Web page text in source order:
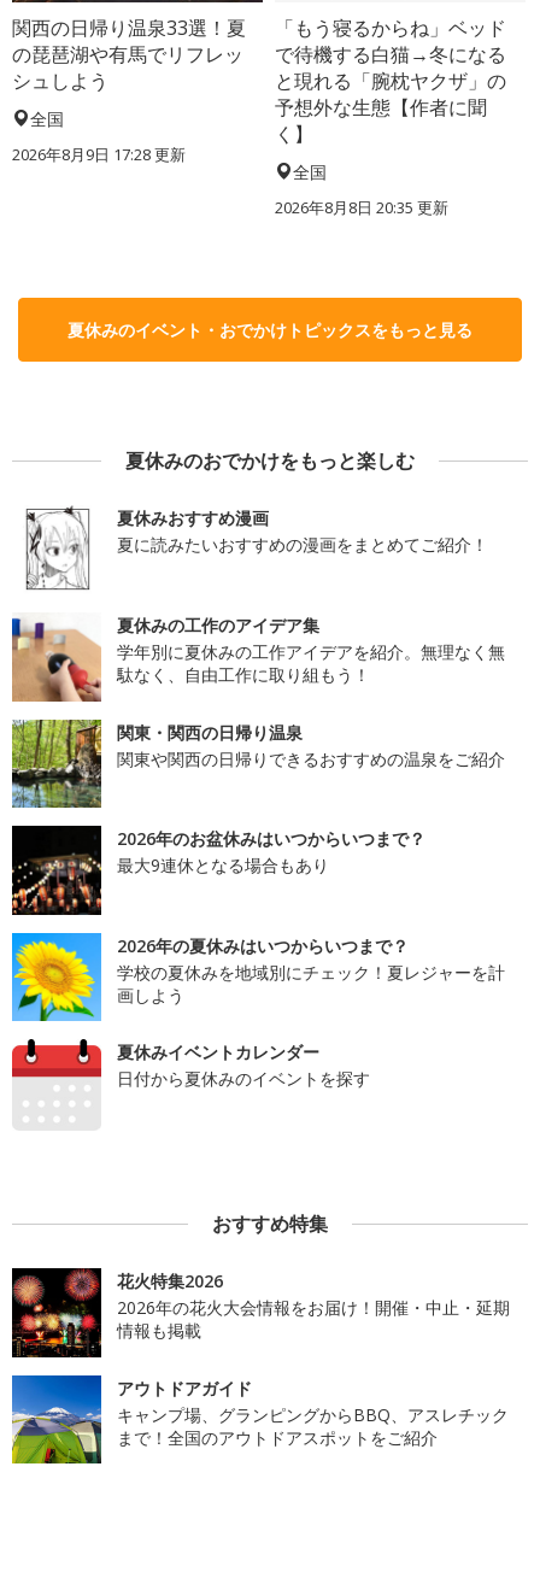
関西の日帰り温泉33選！夏
の琵琶湖や有馬でリフレッ
シュしよう
全国
2026年8月9日 17:28更新
「もう寝るからね」ベッド
で待機する白猫→冬になる
と現れる「腕枕ヤクザ」の
予想外な生態【作者に聞
く】
全国
2026年8月8日 20:35 更新
夏休みのイベント・おでかけトピックスをもっと見る
夏休みのおでかけをもっと楽しむ
夏休みおすすめ漫画
夏に読みたいおすすめの漫画をまとめてご紹介！
夏休みの工作のアイデア集
学年別に夏休みの工作アイデアを紹介。無理なく無
駄なく、自由工作に取り組もう！
関東・関西の日帰り温泉
関東や関西の日帰りできるおすすめの温泉をご紹介
2026年のお盆休みはいつからいつまで？
最大9連休となる場合もあり
2026年の夏休みはいつからいつまで？
学校の夏休みを地域別にチェック！夏レジャーを計
画しよう
夏休みイベントカレンダー
日付から夏休みのイベントを探す
おすすめ特集
花火特集2026
2026年の花火大会情報をお届け！開催・中止・延期
情報も掲載
アウトドアガイド
キャンプ場、グランピングからBBQ、アスレチック
まで！全国のアウトドアスポットをご紹介